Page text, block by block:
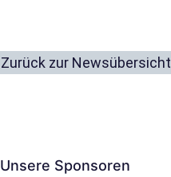
Zurück zur Newsübersicht
Unsere Sponsoren